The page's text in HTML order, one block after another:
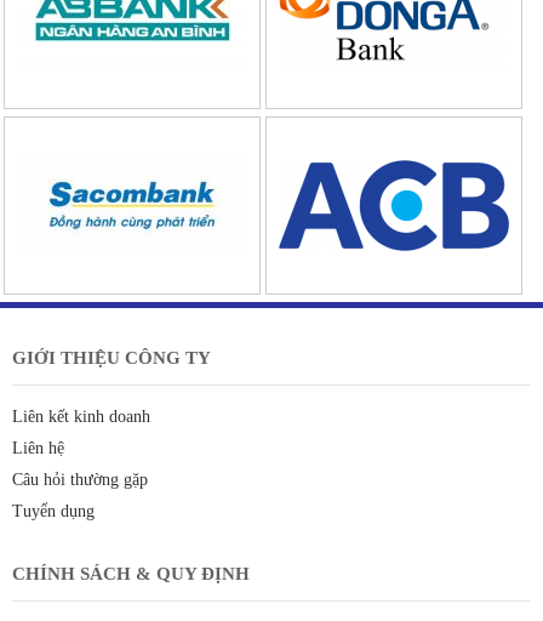
GIỚI THIỆU CÔNG TY
Liên kết kinh doanh
Liên hệ
Câu hỏi thường gặp
Tuyển dụng
CHÍNH SÁCH & QUY ĐỊNH